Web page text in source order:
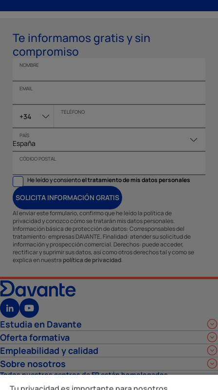
Te informamos gratis y sin
compromiso
NOMBRE
EMAIL
+34 TELÉFONO
PAÍS
CÓDIGO POSTAL
He leído y consientoel tratamiento de mis datos personales
SOLICITA INFORMACIÓN GRATIS
Al enviar este formulario, confirmo que he leído la política de
privacidad y conozco cómo se tratarán mis datos personales.
Información básica de protección de datos: Corresponsables del
tratamiento: empresas DAVANTE. Finalidad: atender su solicitud de
información y prospección comercial. Derechos: puede acceder,
rectificar y suprimir sus datos, así como otros derechos tal y como se
explica en nuestra política de privacidad.
Estudia en Davante
Oferta formativa
Empleabilidad y calidad
Sobre nosotros
Todos nuestros centros de FP están homologados